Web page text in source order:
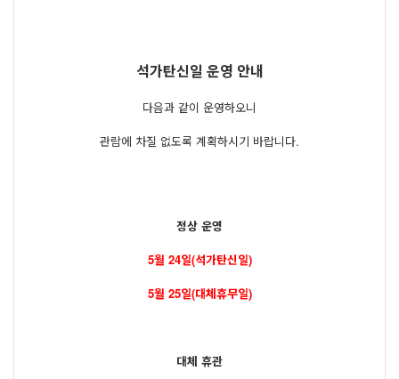
석가탄신일 운영 안내
다음과 같이 운영하오니
관람에 차질 없도록 계획하시기 바랍니다.
정상 운영
5월 24일(석가탄신일)
5월 25일(대체휴무일)
대체 휴관